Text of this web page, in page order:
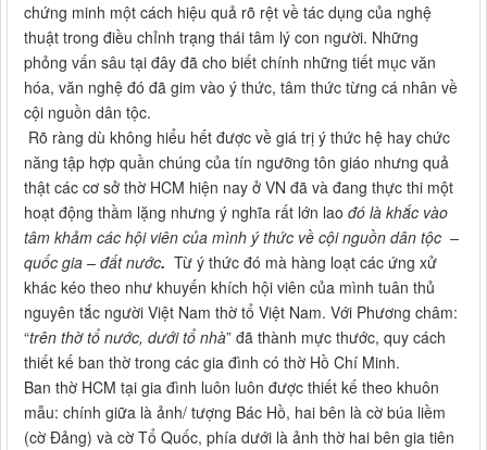
chứng minh một cách hiệu quả rõ rệt về tác dụng của nghệ
thuật trong điều chỉnh trạng thái tâm lý con người. Những
phỏng vấn sâu tại đây đã cho biết chính những tiết mục văn
hóa, văn nghệ đó đã gim vào ý thức, tâm thức từng cá nhân về
cội nguồn dân tộc.
Rõ ràng dù không hiểu hết được về giá trị ý thức hệ hay chức
năng tập hợp quần chúng của tín ngưỡng tôn giáo nhưng quả
thật các cơ sở thờ HCM hiện nay ở VN đã và đang thực thi một
hoạt động thầm lặng nhưng ý nghĩa rất lớn lao đó là khắc vào
tâm khảm các hội viên của mình ý thức về cội nguồn dân tộc –
quốc gia – đất nước. Từ ý thức đó mà hàng loạt các ứng xử
khác kéo theo như khuyến khích hội viên của mình tuân thủ
nguyên tắc người Việt Nam thờ tổ Việt Nam. Với Phương châm:
“trên thờ tổ nước, dưới tổ nhà” đã thành mực thước, quy cách
thiết kế ban thờ trong các gia đình có thờ Hồ Chí Minh.
Ban thờ HCM tại gia đình luôn luôn được thiết kế theo khuôn
mẫu: chính giữa là ảnh/ tượng Bác Hồ, hai bên là cờ búa liềm
(cờ Đảng) và cờ Tổ Quốc, phía dưới là ảnh thờ hai bên gia tiên